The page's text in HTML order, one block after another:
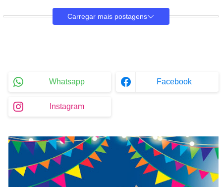
Carregar mais postagens
Whatsapp Facebook
Instagram